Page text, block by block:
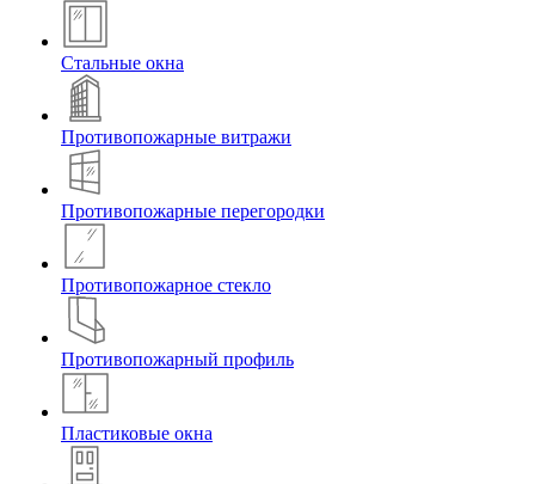
Стальные окна
Противопожарные витражи
Противопожарные перегородки
Противопожарное стекло
Противопожарный профиль
Пластиковые окна